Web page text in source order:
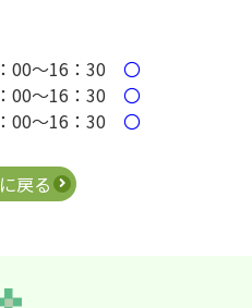
～16：30 〇
～16：30 〇
～16：30 〇
戻る